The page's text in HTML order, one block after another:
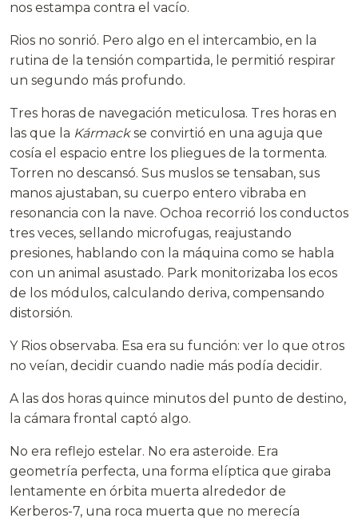
nos estampa contra el vacío.
Rios no sonrió. Pero algo en el intercambio, en la
rutina de la tensión compartida, le permitió respirar
un segundo más profundo.
Tres horas de navegación meticulosa. Tres horas en
las que la Kármackse convirtió en una aguja que
cosía el espacio entre los pliegues de la tormenta.
Torren no descansó. Sus muslos se tensaban, sus
manos ajustaban, su cuerpo entero vibraba en
resonancia con la nave. Ochoa recorrió los conductos
tres veces, sellando microfugas, reajustando
presiones, hablando con la máquina como se habla
con un animal asustado. Park monitorizaba los ecos
de los módulos, calculando deriva, compensando
distorsión.
Y Rios observaba. Esa era su función: ver lo que otros
no veían, decidir cuando nadie más podía decidir.
A las dos horas quince minutos del punto de destino,
la cámara frontal captó algo.
No era reflejo estelar. No era asteroide. Era
geometría perfecta, una forma elíptica que giraba
lentamente en órbita muerta alrededor de
Kerberos-7, una roca muerta que no merecía